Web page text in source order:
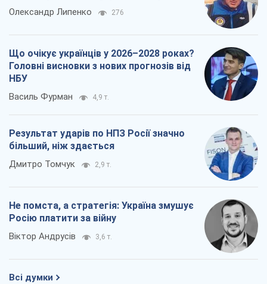
Олександр Липенко 276
Що очікує українців у 2026–2028 роках?
Головні висновки з нових прогнозів від
НБУ
Василь Фурман 4,9 т.
Результат ударів по НПЗ Росії значно
більший, ніж здається
Дмитро Томчук 2,9 т.
Не помста, а стратегія: Україна змушує
Росію платити за війну
Віктор Андрусів 3,6 т.
Всі думки